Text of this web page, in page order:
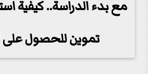
مع بدء الدراسة.. كيفية
تموين للحصول على